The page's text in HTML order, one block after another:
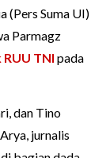
(Pers Suma UI)
Parmagz
RUU TNI pada
dan Tino
jurnalis